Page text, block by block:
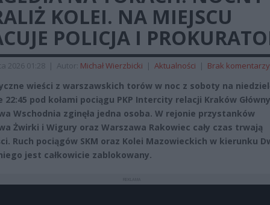
KOLEI. NA MIEJSCU
POLICJA I
2026 01:28 | Autor: Michał Wierzbicki | Aktualności | Brak komentarzy
wieści z warszawskich torów w noc z soboty na
22:45 pod kołami pociągu PKP Intercity relacji Kraków
Wschodnia zginęła jedna osoba. W rejonie przystanków
Żwirki i Wigury oraz Warszawa Rakowiec cały czas trwają
Ruch pociągów SKM oraz Kolei Mazowieckich w kierunku
jest całkowicie zablokowany.